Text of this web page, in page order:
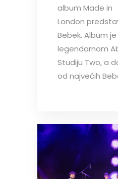
album Made in
London
Bebek. Album
legendarnom
Studiju Two, a
od najvećih